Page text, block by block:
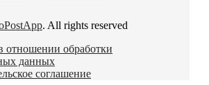
. All rights reserved
отношении обработки
данных
соглашение